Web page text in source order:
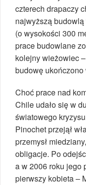
czterech drapaczy
najwyższą
(o wysokości 300
prace budowlane
kolejny wieżowiec
budowę ukończono
Choć prace nad
Chile udało się w
światowego
Pinochet przejął
przemysł
obligacje. Po
a w 2006 roku jego
pierwszy kobieta –